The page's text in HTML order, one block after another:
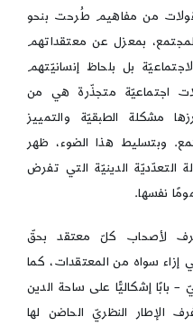
من مفاهيم طُرحت بنحو
بمعزل عن معتقداتهم
بل بلحاظ إنسانيّتهم
اجتماعيّة متجذّرة هي من
مشكلة الطبقيّة والتمييز
وبتسليط هذا الضوء، ظهر
التعدّديّة الدينيّة التي تفرض
نفسها.
لأصحاب كلّ معتقد بحقّ
إزاء سواه من المعتقدات، كما
بابًا إشكاليًّا على ساحة الدين
الإطار النظريّ الحاضن لها